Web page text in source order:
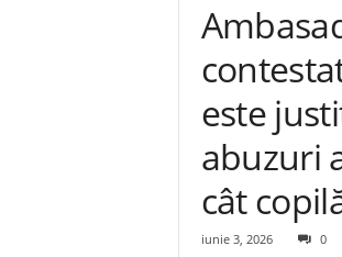
este
abuzuri
cât
iunie 3, 2026 0